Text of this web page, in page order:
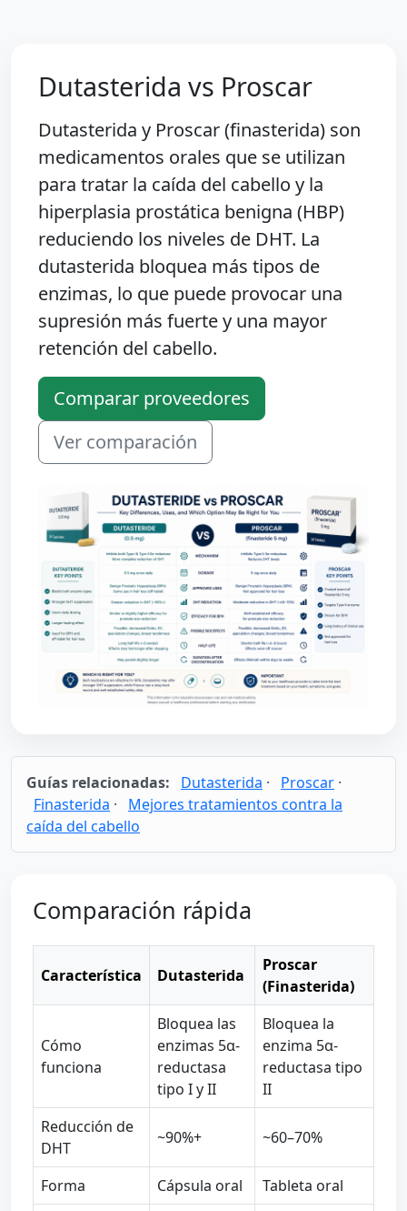
Dutasterida vs Proscar
Dutasterida y Proscar (finasterida) son
medicamentos orales que se utilizan
para tratar la caída del cabello y la
hiperplasia prostática benigna (HBP)
reduciendo los niveles de DHT. La
dutasterida bloquea más tipos de
enzimas, lo que puede provocar una
supresión más fuerte y una mayor
retención del cabello.
Comparar proveedores
Ver comparación
Guías relacionadas: Dutasterida · Proscar ·
Finasterida ·
Mejores tratamientos contra la
caída del cabello
Comparación rápida
Característica Dutasterida
Proscar
(Finasterida)
Cómo
funciona
Bloquea las
enzimas 5α-
reductasa
tipo I y II
Bloquea la
enzima 5α-
reductasa tipo
II
Reducción de
DHT
~90%+ ~60–70%
Forma Cápsula oral Tableta oral